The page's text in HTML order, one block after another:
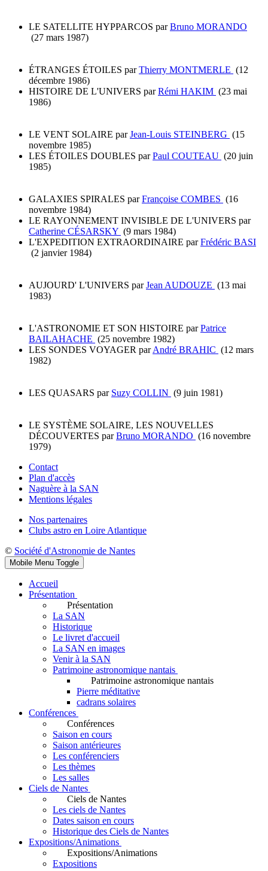
LE SATELLITE HYPPARCOS parBruno MORANDO
(27 mars 1987)
ÉTRANGES ÉTOILES parThierry MONTMERLE (12
décembre 1986)
HISTOIRE DE L'UNIVERS parRémi HAKIM (23 mai
1986)
LE VENT SOLAIRE parJean-Louis STEINBERG (15
novembre 1985)
LES ÉTOILES DOUBLES parPaul COUTEAU (20 juin
1985)
GALAXIES SPIRALES parFrançoise COMBES (16
novembre 1984)
LE RAYONNEMENT INVISIBLE DE L'UNIVERS par
Catherine CÉSARSKY (9 mars 1984)
L'EXPEDITION EXTRAORDINAIRE parFrédéric BASI
(2 janvier 1984)
AUJOURD' L'UNIVERS parJean AUDOUZE (13 mai
1983)
L'ASTRONOMIE ET SON HISTOIRE parPatrice
BAILAHACHE (25 novembre 1982)
LES SONDES VOYAGER parAndré BRAHIC (12 mars
1982)
LES QUASARS par Suzy COLLIN (9 juin 1981)
LE SYSTÈME SOLAIRE, LES NOUVELLES
DÉCOUVERTES parBruno MORANDO (16 novembre
1979)
Contact
Plan d'accès
Naguère à la SAN
Mentions légales
Nos partenaires
Clubs astro en Loire Atlantique
© Société d'Astronomie de Nantes
Mobile Menu Toggle
Accueil
Présentation
Présentation
La SAN
Historique
Le livret d'accueil
La SAN en images
Venir à la SAN
Patrimoine astronomique nantais
Patrimoine astronomique nantais
Pierre méditative
cadrans solaires
Conférences
Conférences
Saison en cours
Saison antérieures
Les conférenciers
Les thèmes
Les salles
Ciels de Nantes
Ciels de Nantes
Les ciels de Nantes
Dates saison en cours
Historique des Ciels de Nantes
Expositions/Animations
Expositions/Animations
Expositions